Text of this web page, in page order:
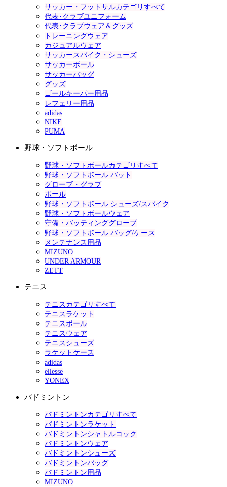
サッカー・フットサルカテゴリすべて
代表･クラブユニフォーム
代表･クラブウェア＆グッズ
トレーニングウェア
カジュアルウェア
サッカースパイク・シューズ
サッカーボール
サッカーバッグ
グッズ
ゴールキーパー用品
レフェリー用品
adidas
NIKE
PUMA
野球・ソフトボール
野球・ソフトボールカテゴリすべて
野球・ソフトボール バット
グローブ・グラブ
ボール
野球・ソフトボール シューズ/スパイク
野球・ソフトボールウェア
守備・バッティンググローブ
野球・ソフトボール バッグ/ケース
メンテナンス用品
MIZUNO
UNDER ARMOUR
ZETT
テニス
テニスカテゴリすべて
テニスラケット
テニスボール
テニスウェア
テニスシューズ
ラケットケース
adidas
ellesse
YONEX
バドミントン
バドミントンカテゴリすべて
バドミントンラケット
バドミントンシャトルコック
バドミントンウェア
バドミントンシューズ
バドミントンバッグ
バドミントン用品
MIZUNO